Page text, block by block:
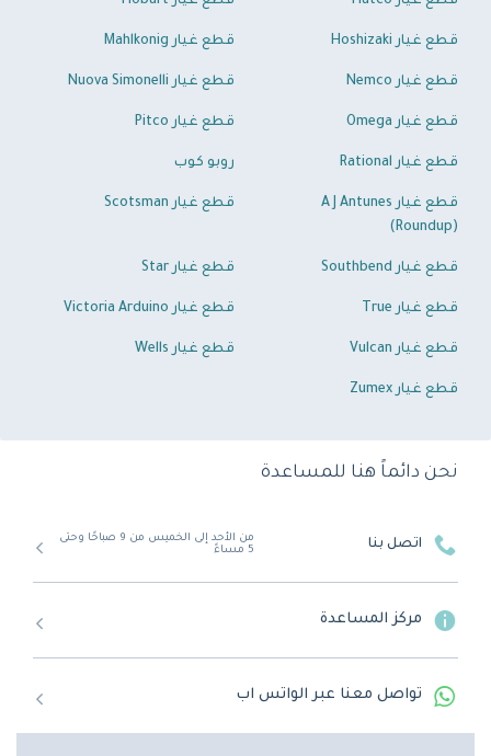
قطع غيار Hoshizaki قطع غيار Mahlkonig
قطع غيار Nemco قطع غيار Nuova Simonelli
قطع غيار Omega قطع غيار Pitco
قطع غيار Rational روبو كوب
قطع غيار A J Antunes
(Roundup)
قطع غيار Scotsman
قطع غيار Southbend قطع غيار Star
قطع غيار True قطع غيار Victoria Arduino
قطع غيار Vulcan قطع غيار Wells
قطع غيار Zumex
نحن دائماً هنا للمساعدة
اتصل بنا
من الأحد إلى الخميس من 9 صباحًا وحتى
5 مساءً
مركز المساعدة
تواصل معنا عبر الواتس اب